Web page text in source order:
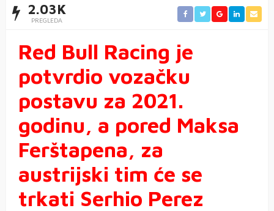
2.03K
PREGLEDA
Red Bull Racing je
potvrdio vozačku
postavu za 2021.
godinu, a pored Maksa
Ferštapena, za
austrijski tim će se
trkati Serhio Perez